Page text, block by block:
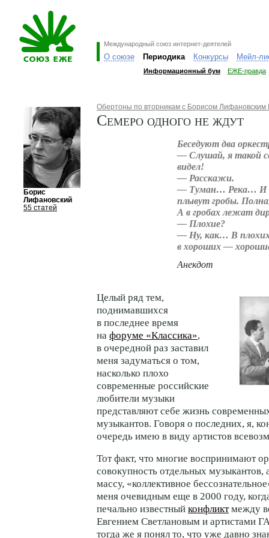
Международный союз интернет-деятелей
О союзе Периодика Конкурсы Мейл-
Информационный бум ЕЖЕ-правда
Борис
Лифановский
55 статей
Обертоны по вторникам с Борисом
Семеро одного не ждут
Беседуют два
— Слушай, я такой
видел!
— Расскажи.
— Туман… Река… И
плывут гробы.
А в гробах лежат
— Плохие?
— Ну, как… В
в хороших —
Анекдот
Целый ряд тем,
поднимавшихся
в последнее время
на форуме «Классика»,
в очередной раз заставил
меня задуматься о том,
насколько плохо
современные российские
любители музыки
представляют себе жизнь
музыкантов. Говоря о последних, я,
очередь имею в виду артистов
Тот факт, что многие воспринимают
совокупность отдельных
массу, «коллективное
меня очевидным еще в 2000 году,
печально известный конфликтмежду
Евгением Светлановым и артистами
тогда же я понял то, что уже давно